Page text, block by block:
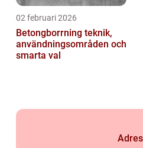
02 februari 2026
Betongborrning teknik,
användningsområden och
smarta val